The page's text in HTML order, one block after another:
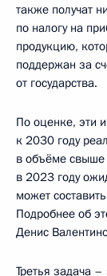
также получат
по налогу на
продукцию,
поддержан за
от государства.
По оценке, эти
к 2030 году
в объёме свыше
в 2023 году
может
Подробнее об
Денис
Третья задача